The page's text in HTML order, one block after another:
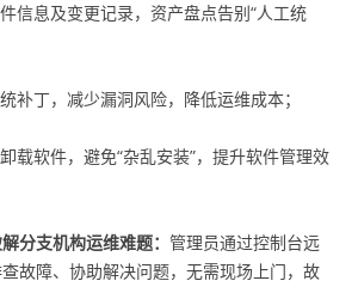
信息及变更记录，资产盘点告别“人工统
补丁，减少漏洞风险，降低运维成本；
载软件，避免“杂乱安装”，提升软件管理效
分支机构运维难题： 管理员通过控制台远
故障、协助解决问题，无需现场上门，故